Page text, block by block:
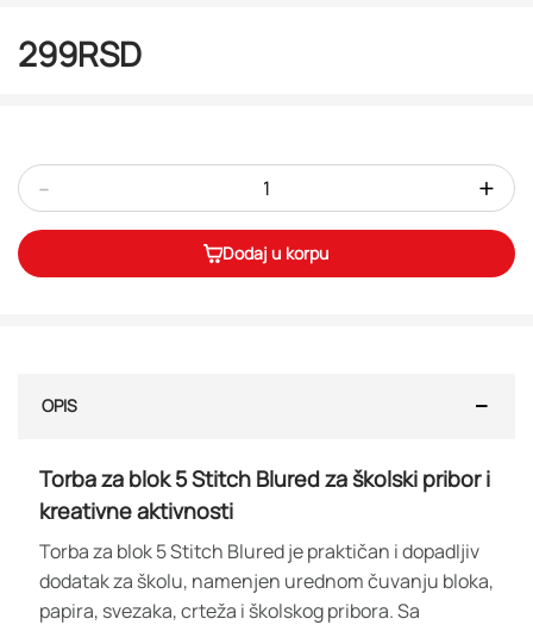
299RSD
- +
Dodaj u korpu
OPIS
Torba za blok 5 Stitch Blured za školski pribor i
kreativne aktivnosti
Torba za blok 5 Stitch Blured je praktičan i dopadljiv
dodatak za školu, namenjen urednom čuvanju bloka,
papira, svezaka, crteža i školskog pribora. Sa